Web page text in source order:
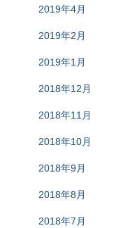
2019年4月
2019年2月
2019年1月
2018年12月
2018年11月
2018年10月
2018年9月
2018年8月
2018年7月